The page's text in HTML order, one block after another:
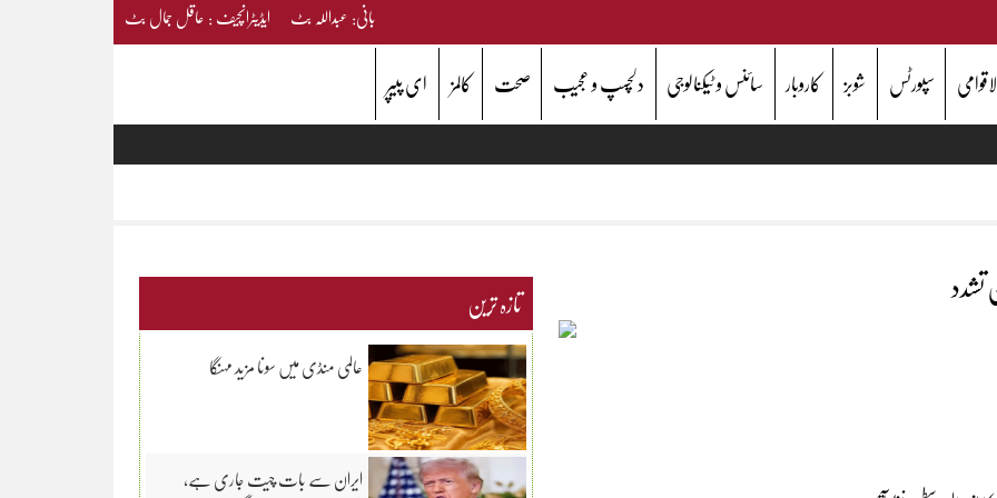
بانی: عبداللہ بٹ ایڈیٹرانچیف : عاقل جمال بٹ
سپورٹس شوبز کاروبار سائنس و ٹیکنالوجی دلچسپ و عجیب صحت کالمز ای پیپر
تشدد تازہ ترین
عالمی منڈی میں سونا مزید مہنگا
ایران سے بات چیت جاری ہے،